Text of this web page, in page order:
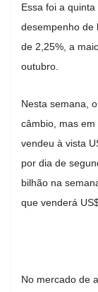
Essa foi a
desempenho de
de 2,25%, a
outubro.
Nesta semana,
câmbio, mas em
vendeu à vista
por dia de
bilhão na
que venderá
No mercado de